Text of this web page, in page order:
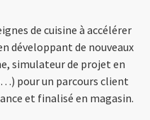
de cuisine à accélérer
développant de nouveaux
simulateur de projet en
pour un parcours client
et finalisé en magasin.